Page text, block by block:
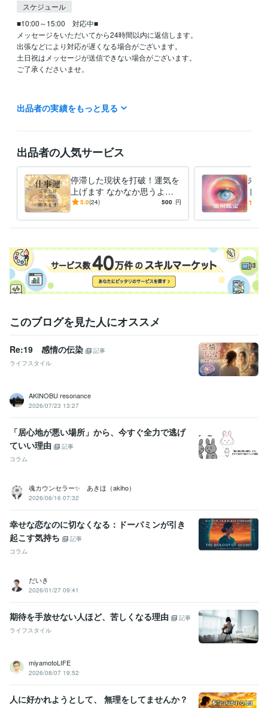
スケジュール
■10:00～15:00　対応中■
メッセージをいただいてから24時間以内に返信します。
出張などにより対応が遅くなる場合がございます。
土日祝はメッセージが送信できない場合がございます。
ご了承くださいませ。
過去の出来事にしがみつくことを手放して
最高の未来に向かっていこうとしている方を応援しております！
「楽」に楽しく生きてけるようお手伝いをしております。
経験職種
ライフスタイル・その他 / 占い師 経験年数 : 2年
得意分野
占い 未来霊視・縁結び・ヒーリング・浄化・除霊
出品者の実績をもっと見る
出品者の人気サービス
停滞した現状を打破！運気を
上げます なかなか思うよう
に進まない流れを変えるセッ
5.0(24) 500 円
未来
ド
霊視
このブログを見た人にオススメ
Re:19 感情の伝染
記事
ライフスタイル
AKINOBU resonance
2026/07/23 13:27
「居心地が悪い場所」から、今すぐ全力で逃げ
ていい理由
記事
コラム
魂カウンセラー✨ あきほ（akiho）
2026/06/16 07:32
幸せな恋なのに切なくなる：ドーパミンが引き
起こす気持ち
記事
コラム
だいき
2026/01/27 09:41
期待を手放せない人ほど、苦しくなる理由
記事
ライフスタイル
miyamotoLIFE
2026/08/07 19:52
人に好かれようとして、 無理をしてませんか？